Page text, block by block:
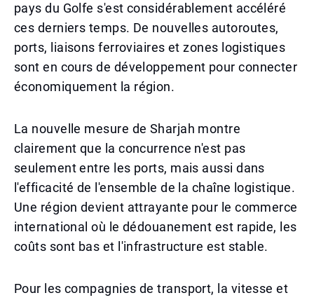
pays du Golfe s'est considérablement accéléré
ces derniers temps. De nouvelles autoroutes,
ports, liaisons ferroviaires et zones logistiques
sont en cours de développement pour connecter
économiquement la région.
La nouvelle mesure de Sharjah montre
clairement que la concurrence n'est pas
seulement entre les ports, mais aussi dans
l'efficacité de l'ensemble de la chaîne logistique.
Une région devient attrayante pour le commerce
international où le dédouanement est rapide, les
coûts sont bas et l'infrastructure est stable.
Pour les compagnies de transport, la vitesse et